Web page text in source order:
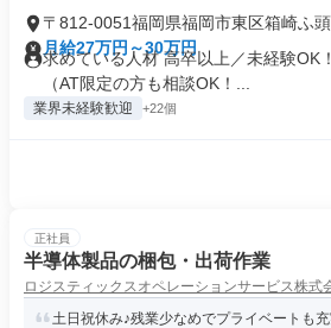
〒812-0051福岡県福岡市東区箱崎ふ頭
月給27万円～30万円
求めている人材 高卒以上／未経験OK
（AT限定の方も相談OK！...
業界未経験歓迎 +22個
正社員
半導体製品の梱包・出荷作業
ロジスティックスオペレーションサービス株式
土日祝休み♪残業少なめでプライベートも